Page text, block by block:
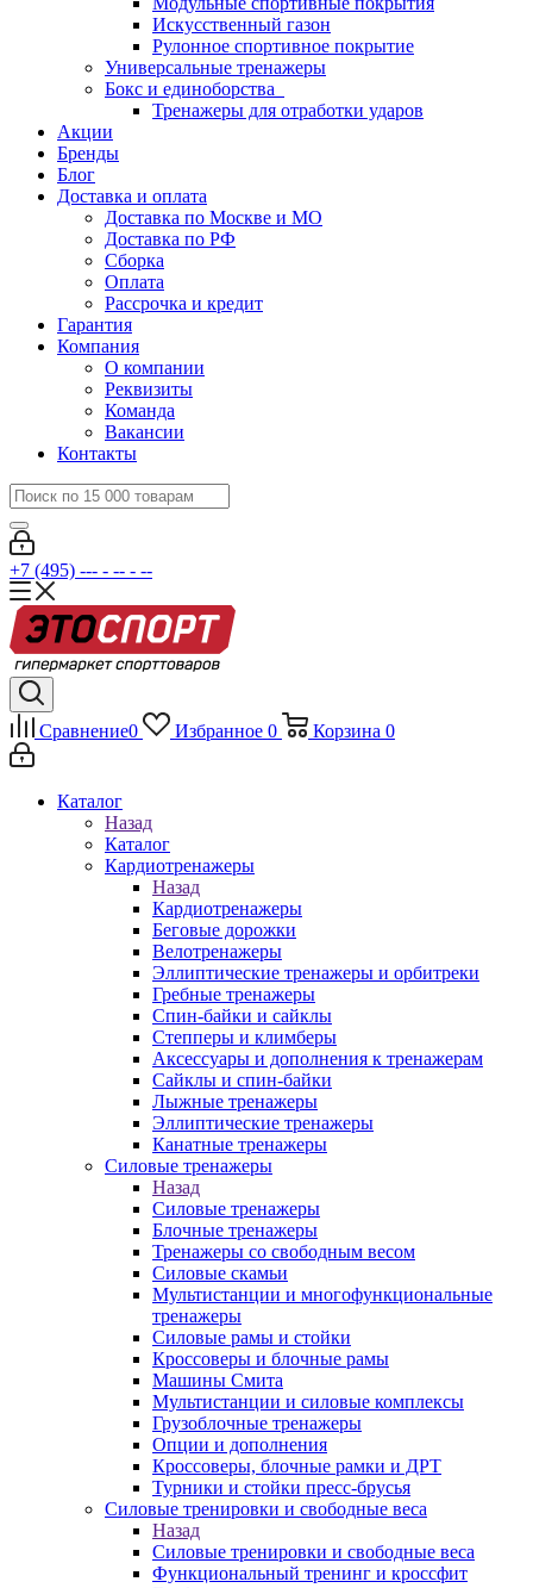
Искусственный газон
Рулонное спортивное покрытие
Универсальные тренажеры
Бокс и единоборства
Тренажеры для отработки ударов
Акции
Бренды
Блог
Доставка и оплата
Доставка по Москве и МО
Доставка по РФ
Сборка
Оплата
Рассрочка и кредит
Гарантия
Компания
О компании
Реквизиты
Команда
Вакансии
Контакты
+7 (495) --- - -- - --
Сравнение0 Избранное 0 Корзина 0
Каталог
Назад
Каталог
Кардиотренажеры
Назад
Кардиотренажеры
Беговые дорожки
Велотренажеры
Эллиптические тренажеры и орбитреки
Гребные тренажеры
Спин-байки и сайклы
Степперы и климберы
Аксессуары и дополнения к тренажерам
Сайклы и спин-байки
Лыжные тренажеры
Эллиптические тренажеры
Канатные тренажеры
Силовые тренажеры
Назад
Силовые тренажеры
Блочные тренажеры
Тренажеры со свободным весом
Силовые скамьи
Мультистанции и многофункциональные
тренажеры
Силовые рамы и стойки
Кроссоверы и блочные рамы
Машины Смита
Мультистанции и силовые комплексы
Грузоблочные тренажеры
Опции и дополнения
Кроссоверы, блочные рамки и ДРТ
Турники и стойки пресс-брусья
Силовые тренировки и свободные веса
Назад
Силовые тренировки и свободные веса
Функциональный тренинг и кроссфит